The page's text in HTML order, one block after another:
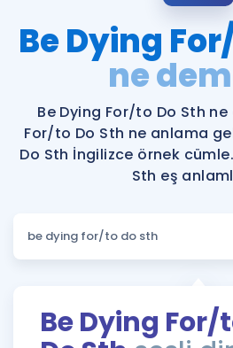
Şifremi
GİRİŞ
Katılımcı Görüşleri
Faydalı Araçlar
Ücretsiz Kaynaklar
Puan Hesaplama
ÖSYM Sınav Takvimi
Blog
Be Dying
ne
Be Dying For/to Do Sth ne
For/to Do Sth ne anlama
Do Sth İngilizce örnek
Sth eş
Be Dying For/